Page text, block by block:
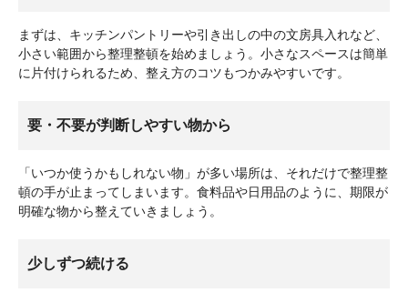
まずは、キッチンパントリーや引き出しの中の文房具入れなど、
小さい範囲から整理整頓を始めましょう。小さなスペースは簡単
に片付けられるため、整え方のコツもつかみやすいです。
要・不要が判断しやすい物から
「いつか使うかもしれない物」が多い場所は、それだけで整理整
頓の手が止まってしまいます。食料品や日用品のように、期限が
明確な物から整えていきましょう。
少しずつ続ける